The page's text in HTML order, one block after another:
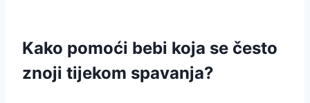
Kako pomoći bebi koja se često
znoji tijekom spavanja?